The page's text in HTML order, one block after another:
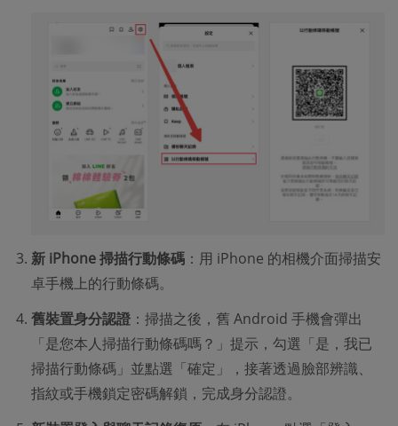
新 iPhone 掃描行動條碼 ：用 iPhone 的相機介面掃描安
卓手機上的行動條碼。
舊裝置身分認證 ：掃描之後，舊 Android 手機會彈出
「是您本人掃描行動條碼嗎？」提示，勾選「是，我已
掃描行動條碼」並點選「確定」，接著透過臉部辨識、
指紋或手機鎖定密碼解鎖，完成身分認證。